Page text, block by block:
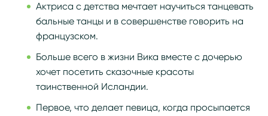
Актриса с детства мечтает научиться танцевать
бальные танцы и в совершенстве говорить на
французском.
Больше всего в жизни Вика вместе с дочерью
хочет посетить сказочные красоты
таинственной Исландии.
Первое, что делает певица, когда просыпается